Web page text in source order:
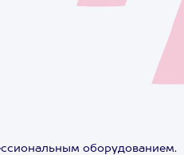
оборудованием.